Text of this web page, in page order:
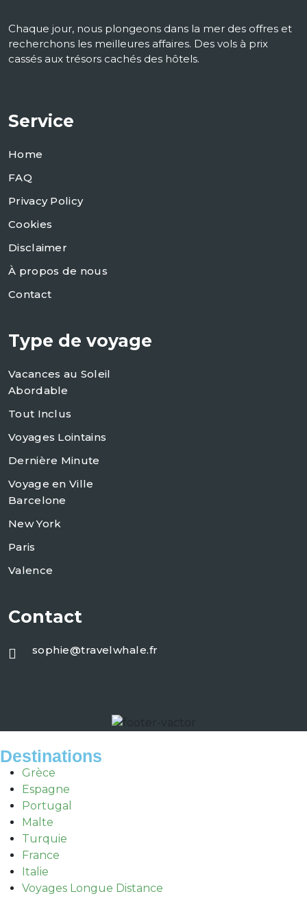
Chaque jour, nous plongeons dans la mer des offres et
recherchons les meilleures affaires. Des vols à prix
cassés aux trésors cachés des hôtels.
Service
Home
FAQ
Privacy Policy
Cookies
Disclaimer
À propos de nous
Contact
Type de voyage
Vacances au Soleil
Abordable
Tout Inclus
Voyages Lointains
Dernière Minute
Voyage en Ville
Barcelone
New York
Paris
Valence
Contact
sophie@travelwhale.fr
Destinations
Grèce
Espagne
Portugal
Malte
Turquie
France
Italie
Voyages Longue Distance